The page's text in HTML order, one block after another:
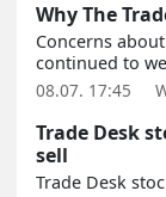
Why The
Concerns
continued to
08.07. 17:45
Trade Desk
sell
Trade Desk